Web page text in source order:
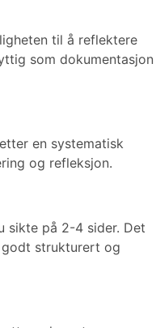
til å reflektere
som dokumentasjon
en systematisk
og refleksjon.
sikte på 2-4 sider. Det
strukturert og